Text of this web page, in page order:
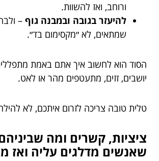
ורוחב, ואז להשוות.
להיעזר בגובה ובמבנה גוף –
שמתאים, לא ״מקסימום בד״.
הסוד הוא לחשוב איך אתם באמת
יושבים, זזים, מתעטפים מהר או לאט.
טלית טובה צריכה לזרום איתכם, לא
ציציות, קשרים ומה
שאנשים מדלגים עליה ואז